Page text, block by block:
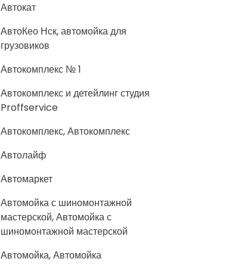
Автокат
АвтоКео Нск, автомойка для
грузовиков
Автокомплекс № 1
Автокомплекс и детейлинг студия
Proffservice
Автокомплекс, Автокомплекс
Автолайф
Автомаркет
Автомойка с шиномонтажной
мастерской, Автомойка с
шиномонтажной мастерской
Автомойка, Автомойка